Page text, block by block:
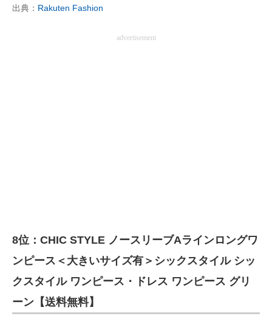
出典： Rakuten Fashion
advertisement
8位：CHIC STYLE ノースリーブAラインロングワ
ンピース＜大きいサイズ有＞シックスタイル シッ
クスタイル ワンピース・ドレス ワンピース グリ
ーン【送料無料】